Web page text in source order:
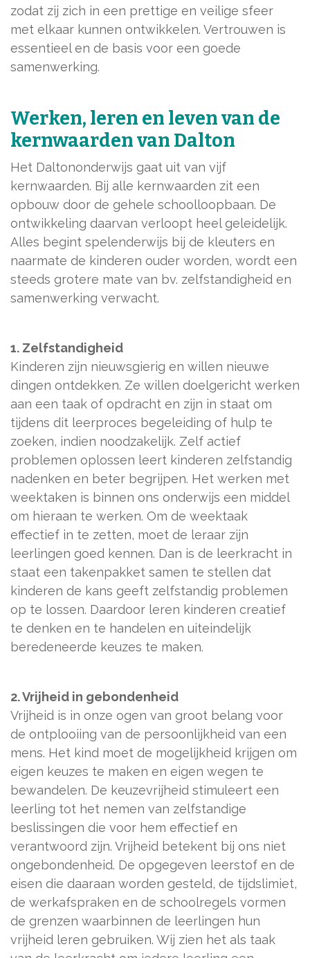
zodat zij zich in een prettige en veilige sfeer
met elkaar kunnen ontwikkelen. Vertrouwen is
essentieel en de basis voor een goede
samenwerking.
Werken, leren en leven van de
kernwaarden van Dalton
Het Daltononderwijs gaat uit van vijf
kernwaarden. Bij alle kernwaarden zit een
opbouw door de gehele schoolloopbaan. De
ontwikkeling daarvan verloopt heel geleidelijk.
Alles begint spelenderwijs bij de kleuters en
naarmate de kinderen ouder worden, wordt een
steeds grotere mate van bv. zelfstandigheid en
samenwerking verwacht.
1. Zelfstandigheid
Kinderen zijn nieuwsgierig en willen nieuwe
dingen ontdekken. Ze willen doelgericht werken
aan een taak of opdracht en zijn in staat om
tijdens dit leerproces begeleiding of hulp te
zoeken, indien noodzakelijk. Zelf actief
problemen oplossen leert kinderen zelfstandig
nadenken en beter begrijpen. Het werken met
weektaken is binnen ons onderwijs een middel
om hieraan te werken. Om de weektaak
effectief in te zetten, moet de leraar zijn
leerlingen goed kennen. Dan is de leerkracht in
staat een takenpakket samen te stellen dat
kinderen de kans geeft zelfstandig problemen
op te lossen. Daardoor leren kinderen creatief
te denken en te handelen en uiteindelijk
beredeneerde keuzes te maken.
2. Vrijheid in gebondenheid
Vrijheid is in onze ogen van groot belang voor
de ontplooiing van de persoonlijkheid van een
mens. Het kind moet de mogelijkheid krijgen om
eigen keuzes te maken en eigen wegen te
bewandelen. De keuzevrijheid stimuleert een
leerling tot het nemen van zelfstandige
beslissingen die voor hem effectief en
verantwoord zijn. Vrijheid betekent bij ons niet
ongebondenheid. De opgegeven leerstof en de
eisen die daaraan worden gesteld, de tijdslimiet,
de werkafspraken en de schoolregels vormen
de grenzen waarbinnen de leerlingen hun
vrijheid leren gebruiken. Wij zien het als taak